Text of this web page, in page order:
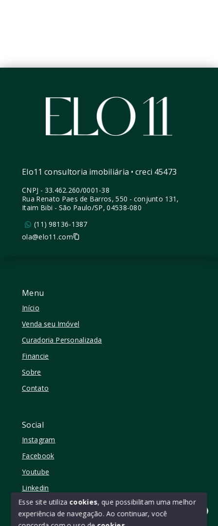
Olá! quer mudar de casa?
Menu
Início
Venda seu Imóvel
Curadoria Personalizada
Financie
Sobre
Contato
Social
Instagram
Facebook
Youtube
Linkedin
Elo11 consultoria imobiliária • creci 45473
CNPJ - 33.462.260/0001-38
Rua Renato Paes de Barros, 550 - conjunto 131,
Itaim Bibi - São Paulo/SP, 04538-080
(11) 98136-1387
ola@elo11.com
Esse site utiliza cookies, que possibilitam uma melhor
experiência de navegação. Ao continuar, você